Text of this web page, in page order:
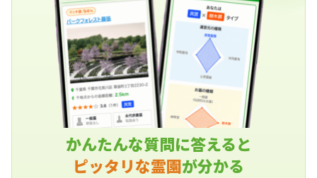
かんたんな質問に答えると
ピッタリな霊園が分かる